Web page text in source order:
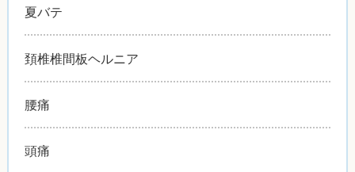
夏バテ
頚椎椎間板ヘルニア
腰痛
頭痛